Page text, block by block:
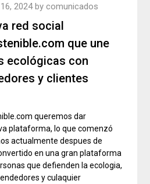
red social
que une
ecológicas con
y clientes
2024by comunicados
queremos dar
plataforma, lo que comenzó
actualmente despues de
en una gran plataforma
que defienden la ecologia,
y culaquier